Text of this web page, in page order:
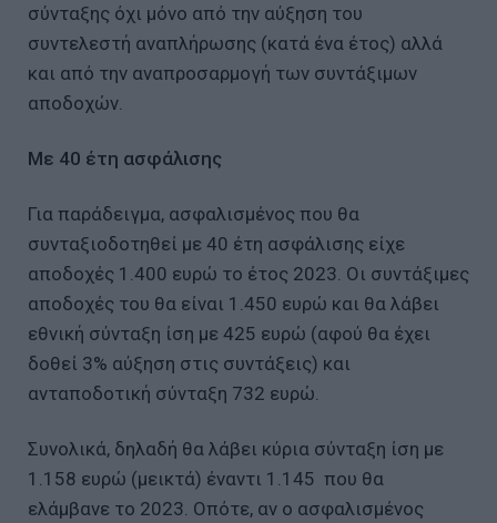
σύνταξης όχι μόνο από την αύξηση του
συντελεστή αναπλήρωσης (κατά ένα έτος) αλλά
και από την αναπροσαρμογή των συντάξιμων
αποδοχών.
Με 40 έτη ασφάλισης
Για παράδειγμα, ασφαλισμένος που θα
συνταξιοδοτηθεί με 40 έτη ασφάλισης είχε
αποδοχές 1.400 ευρώ το έτος 2023. Οι συντάξιμες
αποδοχές του θα είναι 1.450 ευρώ και θα λάβει
εθνική σύνταξη ίση με 425 ευρώ (αφού θα έχει
δοθεί 3% αύξηση στις συντάξεις) και
ανταποδοτική σύνταξη 732 ευρώ.
Συνολικά, δηλαδή θα λάβει κύρια σύνταξη ίση με
1.158 ευρώ (μεικτά) έναντι 1.145 που θα
ελάμβανε το 2023. Οπότε, αν ο ασφαλισμένος